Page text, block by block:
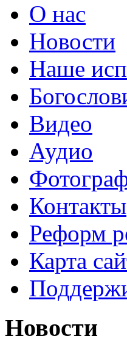
О нас
Новости
Наше
Видео
Аудио
Контакты
Реформ
Карта
Новости